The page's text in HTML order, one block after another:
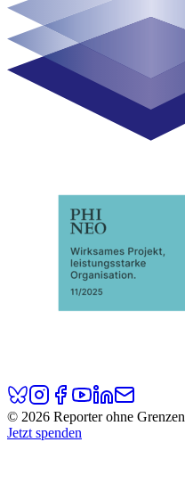
© 2026 Reporter ohne Grenzen
Jetzt spenden